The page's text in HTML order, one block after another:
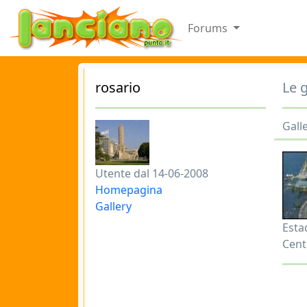
Forums
rosario
Utente dal 14-06-2008
Homepagina
Gallery
Le